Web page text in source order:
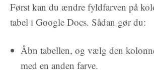
Først kan du ændre fyldfarven på
tabel i Google Docs. Sådan gør du:
Åbn tabellen, og vælg den
med en anden farve.